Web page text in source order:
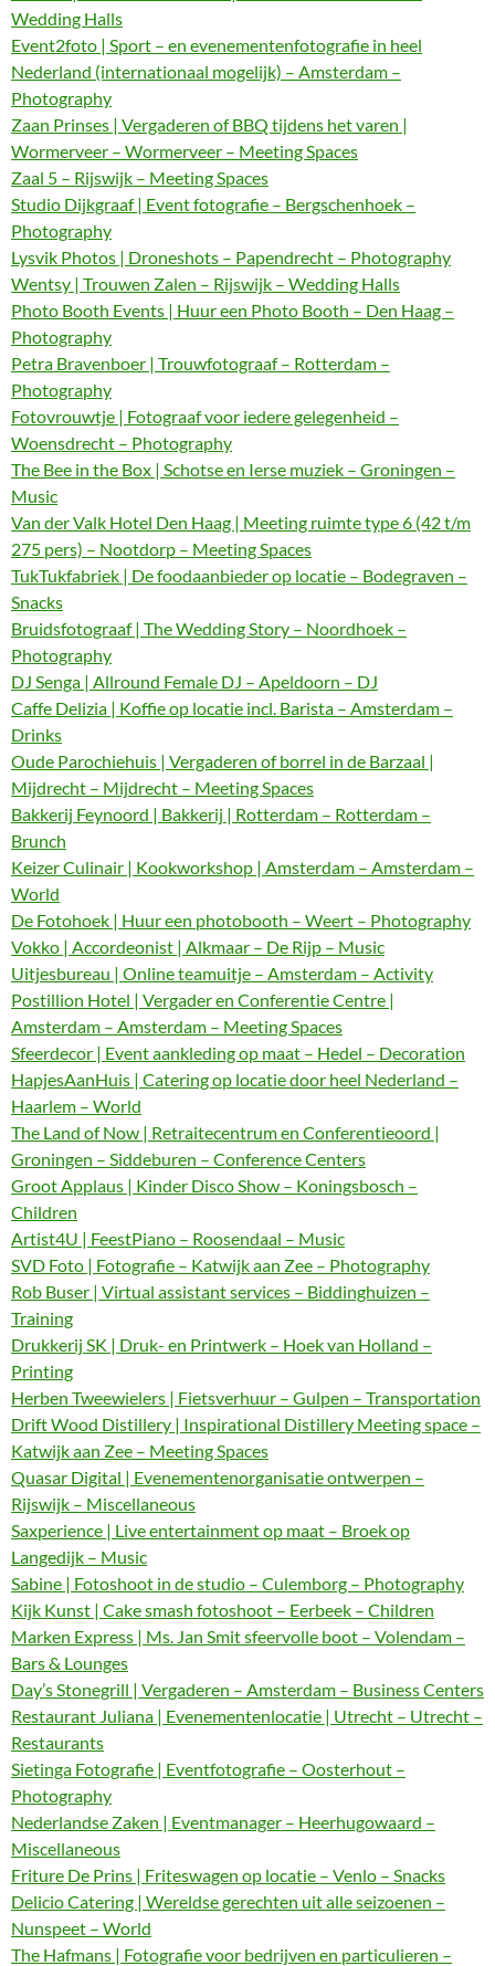
Wedding Halls
Event2foto | Sport – en evenementenfotografie in heel
Nederland (internationaal mogelijk) – Amsterdam –
Photography
Zaan Prinses | Vergaderen of BBQ tijdens het varen |
Wormerveer – Wormerveer – Meeting Spaces
Zaal 5 – Rijswijk – Meeting Spaces
Studio Dijkgraaf | Event fotografie – Bergschenhoek –
Photography
Lysvik Photos | Droneshots – Papendrecht – Photography
Wentsy | Trouwen Zalen – Rijswijk – Wedding Halls
Photo Booth Events | Huur een Photo Booth – Den Haag –
Photography
Petra Bravenboer | Trouwfotograaf – Rotterdam –
Photography
Fotovrouwtje | Fotograaf voor iedere gelegenheid –
Woensdrecht – Photography
The Bee in the Box | Schotse en Ierse muziek – Groningen –
Music
Van der Valk Hotel Den Haag | Meeting ruimte type 6 (42 t/m
275 pers) – Nootdorp – Meeting Spaces
TukTukfabriek | De foodaanbieder op locatie – Bodegraven –
Snacks
Bruidsfotograaf | The Wedding Story – Noordhoek –
Photography
DJ Senga | Allround Female DJ – Apeldoorn – DJ
Caffe Delizia | Koffie op locatie incl. Barista – Amsterdam –
Drinks
Oude Parochiehuis | Vergaderen of borrel in de Barzaal |
Mijdrecht – Mijdrecht – Meeting Spaces
Bakkerij Feynoord | Bakkerij | Rotterdam – Rotterdam –
Brunch
Keizer Culinair | Kookworkshop | Amsterdam – Amsterdam –
World
De Fotohoek | Huur een photobooth – Weert – Photography
Vokko | Accordeonist | Alkmaar – De Rijp – Music
Uitjesbureau | Online teamuitje – Amsterdam – Activity
Postillion Hotel | Vergader en Conferentie Centre |
Amsterdam – Amsterdam – Meeting Spaces
Sfeerdecor | Event aankleding op maat – Hedel – Decoration
HapjesAanHuis | Catering op locatie door heel Nederland –
Haarlem – World
The Land of Now | Retraitecentrum en Conferentieoord |
Groningen – Siddeburen – Conference Centers
Groot Applaus | Kinder Disco Show – Koningsbosch –
Children
Artist4U | FeestPiano – Roosendaal – Music
SVD Foto | Fotografie – Katwijk aan Zee – Photography
Rob Buser | Virtual assistant services – Biddinghuizen –
Training
Drukkerij SK | Druk- en Printwerk – Hoek van Holland –
Printing
Herben Tweewielers | Fietsverhuur – Gulpen – Transportation
Drift Wood Distillery | Inspirational Distillery Meeting space –
Katwijk aan Zee – Meeting Spaces
Quasar Digital | Evenementenorganisatie ontwerpen –
Rijswijk – Miscellaneous
Saxperience | Live entertainment op maat – Broek op
Langedijk – Music
Sabine | Fotoshoot in de studio – Culemborg – Photography
Kijk Kunst | Cake smash fotoshoot – Eerbeek – Children
Marken Express | Ms. Jan Smit sfeervolle boot – Volendam –
Bars & Lounges
Day’s Stonegrill | Vergaderen – Amsterdam – Business Centers
Restaurant Juliana | Evenementenlocatie | Utrecht – Utrecht –
Restaurants
Sietinga Fotografie | Eventfotografie – Oosterhout –
Photography
Nederlandse Zaken | Eventmanager – Heerhugowaard –
Miscellaneous
Friture De Prins | Friteswagen op locatie – Venlo – Snacks
Delicio Catering | Wereldse gerechten uit alle seizoenen –
Nunspeet – World
The Hafmans | Fotografie voor bedrijven en particulieren –